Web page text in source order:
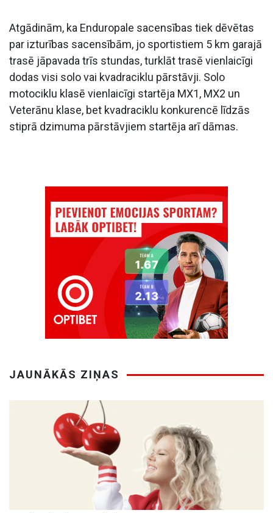
Atgādinām, ka Enduropale sacensības tiek dēvētas
par izturības sacensībām, jo sportistiem 5 km garajā
trasē jāpavada trīs stundas, turklāt trasē vienlaicīgi
dodas visi solo vai kvadraciklu pārstāvji. Solo
motociklu klasē vienlaicīgi startēja MX1, MX2 un
Veterānu klase, bet kvadraciklu konkurencē līdzās
stiprā dzimuma pārstāvjiem startēja arī dāmas.
JAUNĀKĀS ZIŅAS